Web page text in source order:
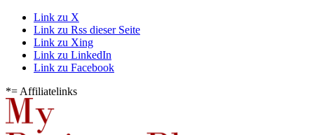
Link zu X
Link zu Rss dieser Seite
Link zu Xing
Link zu LinkedIn
Link zu Facebook
*= Affiliatelinks